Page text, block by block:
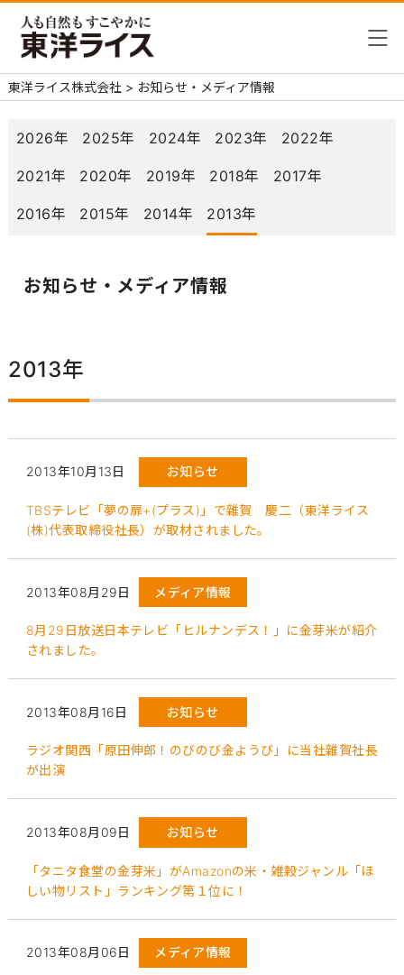
東洋ライス株式会社 > お知らせ・メディア情報
2026年 2025年 2024年 2023年 2022年
2021年 2020年 2019年 2018年 2017年
2016年 2015年 2014年 2013年
お知らせ・メディア情報
2013年
2013年10月13日 お知らせ
TBSテレビ「夢の扉+(プラス)」で雜賀 慶二（東洋ライス
(株)代表取締役社長）が取材されました。
2013年08月29日 メディア情報
8月29日放送日本テレビ「ヒルナンデス！」に金芽米が紹介
されました。
2013年08月16日 お知らせ
ラジオ関西「原田伸郎！のびのび金ようび」に当社雜賀社長
が出演
2013年08月09日 お知らせ
「タニタ食堂の金芽米」がAmazonの米・雑穀ジャンル「ほ
しい物リスト」ランキング第１位に！
2013年08月06日 メディア情報